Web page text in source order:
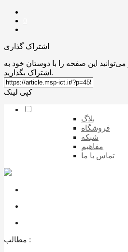
اشتراک گذاری
این صفحه را با دوستان خود به
اشتراک بگذارید.
کپی لینک
بلاگ
فروشگاه
شبکه
مفاهیم
تماس با ما
مطالب :‌